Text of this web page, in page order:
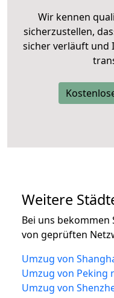
Wir kennen
sicherzustellen,
sicher verläuft und
Weitere
Bei uns
von geprüften
Umzug von
Umzug von Peking
Umzug von